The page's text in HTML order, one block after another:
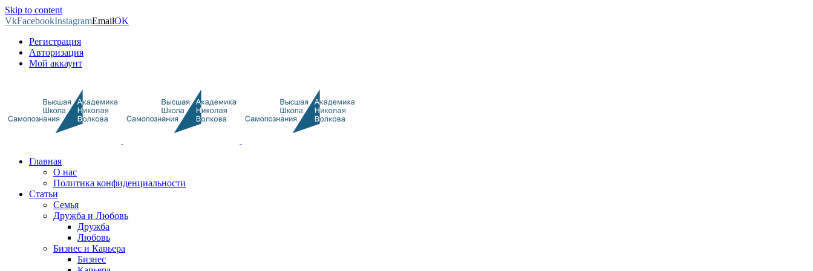
Skip to content
VkFacebookInstagramEmailOK
Регистрация
Авторизация
Мой аккаунт
Главная
О нас
Политика конфиденциальности
Статьи
Семья
Дружба и Любовь
Дружба
Любовь
Бизнес и Карьера
Бизнес